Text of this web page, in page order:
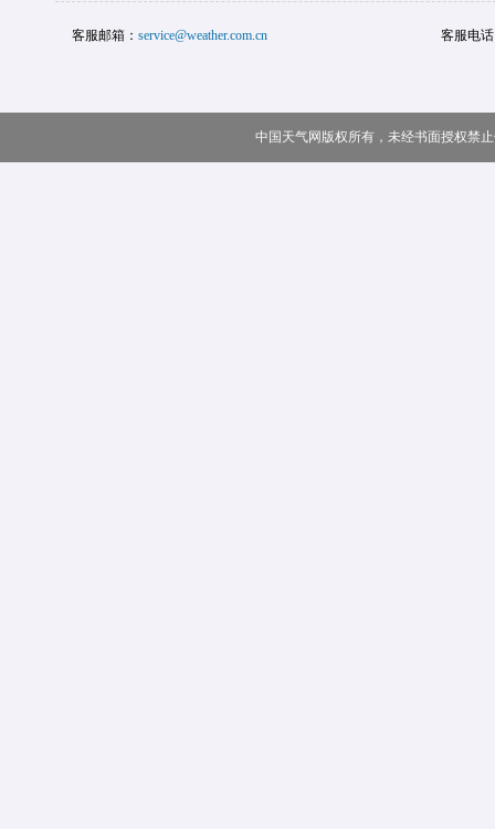
客服邮箱： service@weather.com.cn 客服电
中国天气网版权所有，未经书面授权